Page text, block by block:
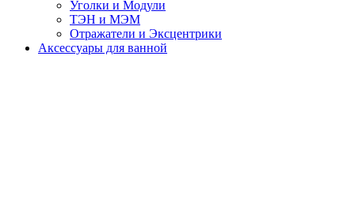
Уголки и Модули
ТЭН и МЭМ
Отражатели и Эксцентрики
Аксессуары для ванной